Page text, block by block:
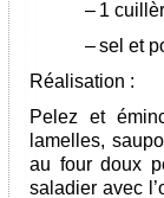
– 1
–sel et
Réalisation :
Pelez et
lamelles,
au four doux
saladier avec